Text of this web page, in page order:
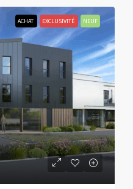
ACHAT EXCLUSIVITÉ NEUF